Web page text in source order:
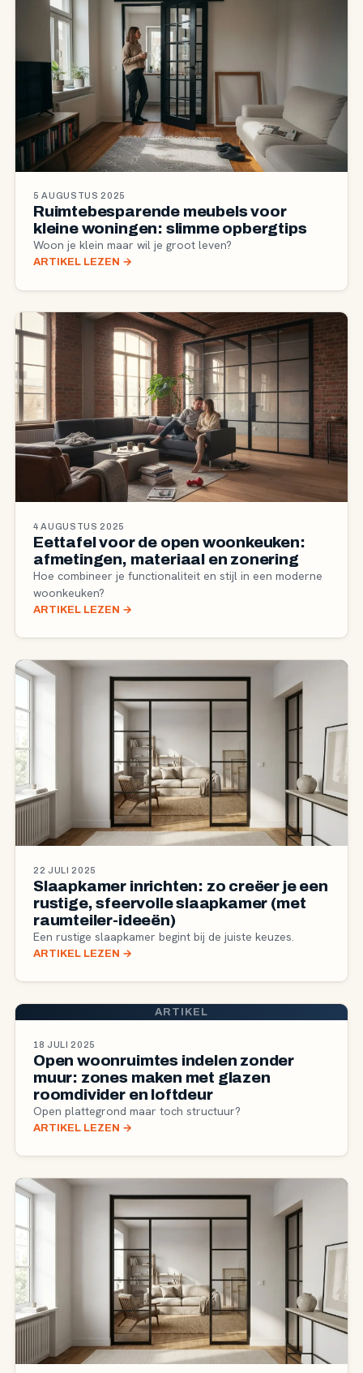
5 AUGUSTUS 2025
Ruimtebesparende meubels voor
kleine woningen: slimme opbergtips
Woon je klein maar wil je groot leven?
ARTIKEL LEZEN →
4 AUGUSTUS 2025
Eettafel voor de open woonkeuken:
afmetingen, materiaal en zonering
Hoe combineer je functionaliteit en stijl in een moderne
woonkeuken?
ARTIKEL LEZEN →
22 JULI 2025
Slaapkamer inrichten: zo creëer je een
rustige, sfeervolle slaapkamer (met
raumteiler-ideeën)
Een rustige slaapkamer begint bij de juiste keuzes.
ARTIKEL LEZEN →
ARTIKEL
18 JULI 2025
Open woonruimtes indelen zonder
muur: zones maken met glazen
roomdivider en loftdeur
Open plattegrond maar toch structuur?
ARTIKEL LEZEN →